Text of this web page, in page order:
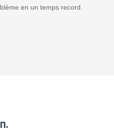
en un temps record.